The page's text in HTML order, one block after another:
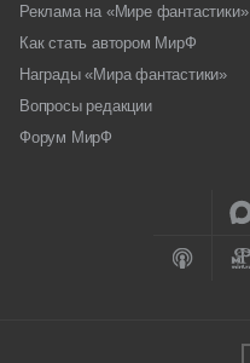
Реклама на «Мире фантастики»
Как стать автором МирФ
Награды «Мира фантастики»
Вопросы редакции
Форум МирФ